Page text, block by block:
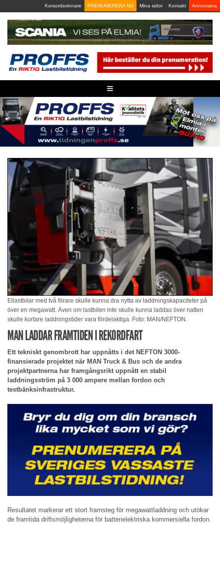
to
content
Korsordsvinnare PRENUMERERA NU Mina sidor Kontakt Annonsera
≡
Ellastbilar med två förare skulle kunna dra nytta av laddningskapaciteter på
över en megawatt. Även om lastbilen inte skulle kunna laddas över natten
skulle kortare laddningstider vara fördelaktiga. Foto: MAN/NEFTON.
MAN LADDAR FRAMTIDEN I REKORDFART
Ett tekniskt genombrott har uppnåtts i det NEFTON 3000-
finansierade projektet när MAN Truck & Bus och de andra
projektpartnerna har framgångsrikt uppnått en stabil
laddningsström på 3 000 ampere mellan fordon och
testbänksinfrastruktur.
Resultatet markerar ett stort framsteg för megawattladdning och utökar
de framtida driftsmöjligheterna för batterielektriska kommersiella fordon.